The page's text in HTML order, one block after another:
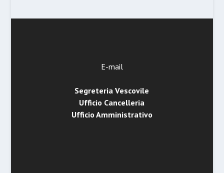
E-mail
Segreteria Vescovile
Ufficio Cancelleria
Ufficio Amministrativo